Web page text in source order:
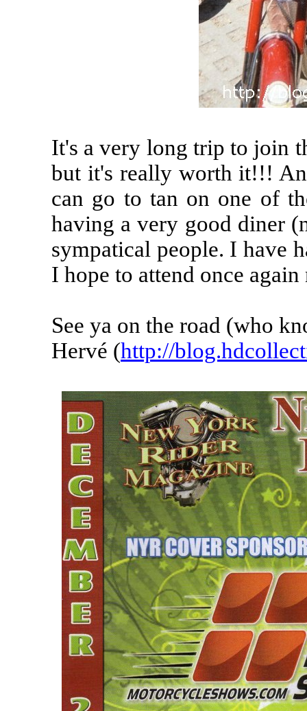
It's a very long trip to join
but it's really worth it!!!
can go to tan on one of
having a very good diner
sympatical people. I have
I hope to attend once
See ya on the road (who
Hervé (http://